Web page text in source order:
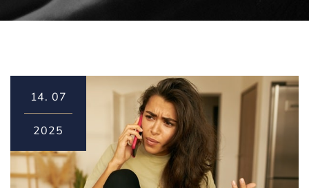
14. 07
2025